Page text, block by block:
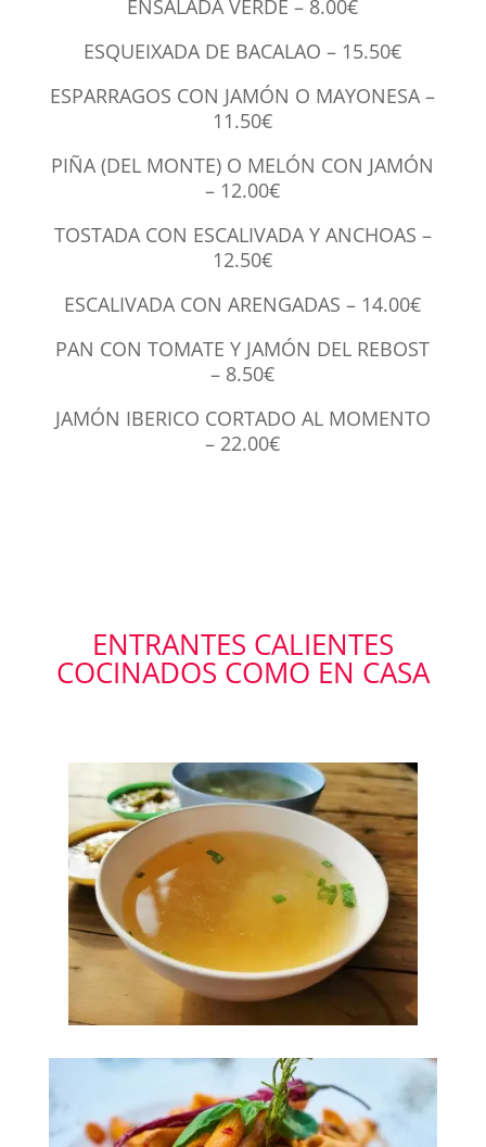
ENSALADA VERDE – 8.00€
ESQUEIXADA DE BACALAO – 15.50€
ESPARRAGOS CON JAMÓN O MAYONESA –
11.50€
PIÑA (DEL MONTE) O MELÓN CON JAMÓN
– 12.00€
TOSTADA CON ESCALIVADA Y ANCHOAS –
12.50€
ESCALIVADA CON ARENGADAS – 14.00€
PAN CON TOMATE Y JAMÓN DEL REBOST
– 8.50€
JAMÓN IBERICO CORTADO AL MOMENTO
– 22.00€
ENTRANTES CALIENTES
COCINADOS COMO EN CASA